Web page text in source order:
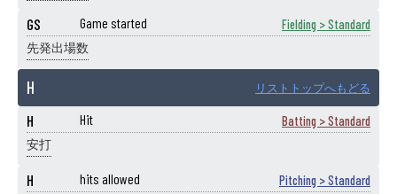
GS Game started Fielding > Standard
先発出場数
H リストトップへもどる
H Hit Batting > Standard
安打
H hits allowed Pitching > Standard